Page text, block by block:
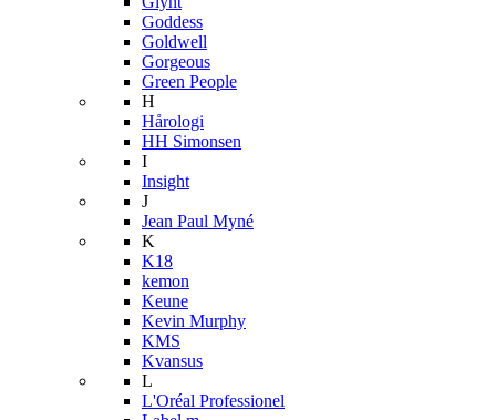
Goddess
Goldwell
Gorgeous
Green People
H
Hårologi
HH Simonsen
I
Insight
J
Jean Paul Myné
K
K18
kemon
Keune
Kevin Murphy
KMS
Kvansus
L
L'Oréal Professionel